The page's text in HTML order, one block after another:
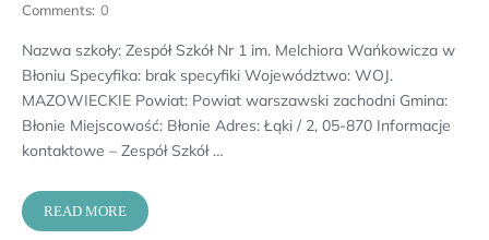
Comments: 0
Nazwa szkoły: Zespół Szkół Nr 1 im. Melchiora Wańkowicza w
Błoniu Specyfika: brak specyfiki Województwo: WOJ.
MAZOWIECKIE Powiat: Powiat warszawski zachodni Gmina:
Błonie Miejscowość: Błonie Adres: Łąki / 2, 05-870 Informacje
kontaktowe – Zespół Szkół …
READ MORE